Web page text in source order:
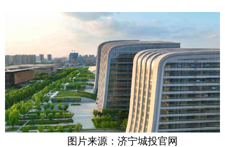
图片来源：济宁城投官网